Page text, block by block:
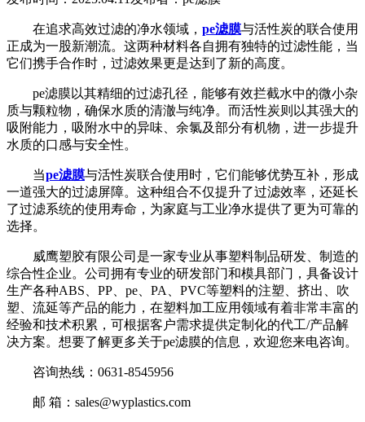
在追求高效过滤的净水领域， pe滤膜与活性炭的联合使用
正成为一股新潮流。这两种材料各自拥有独特的过滤性能，当
它们携手合作时，过滤效果更是达到了新的高度。
pe滤膜以其精细的过滤孔径，能够有效拦截水中的微小杂
质与颗粒物，确保水质的清澈与纯净。而活性炭则以其强大的
吸附能力，吸附水中的异味、余氯及部分有机物，进一步提升
水质的口感与安全性。
当pe滤膜与活性炭联合使用时，它们能够优势互补，形成
一道强大的过滤屏障。这种组合不仅提升了过滤效率，还延长
了过滤系统的使用寿命，为家庭与工业净水提供了更为可靠的
选择。
威鹰塑胶有限公司是一家专业从事塑料制品研发、制造的
综合性企业。公司拥有专业的研发部门和模具部门，具备设计
生产各种ABS、PP、pe、PA、PVC等塑料的注塑、挤出、吹
塑、流延等产品的能力，在塑料加工应用领域有着非常丰富的
经验和技术积累，可根据客户需求提供定制化的代工/产品解
决方案。想要了解更多关于pe滤膜的信息，欢迎您来电咨询。
咨询热线：0631-8545956
邮 箱：sales@wyplastics.com